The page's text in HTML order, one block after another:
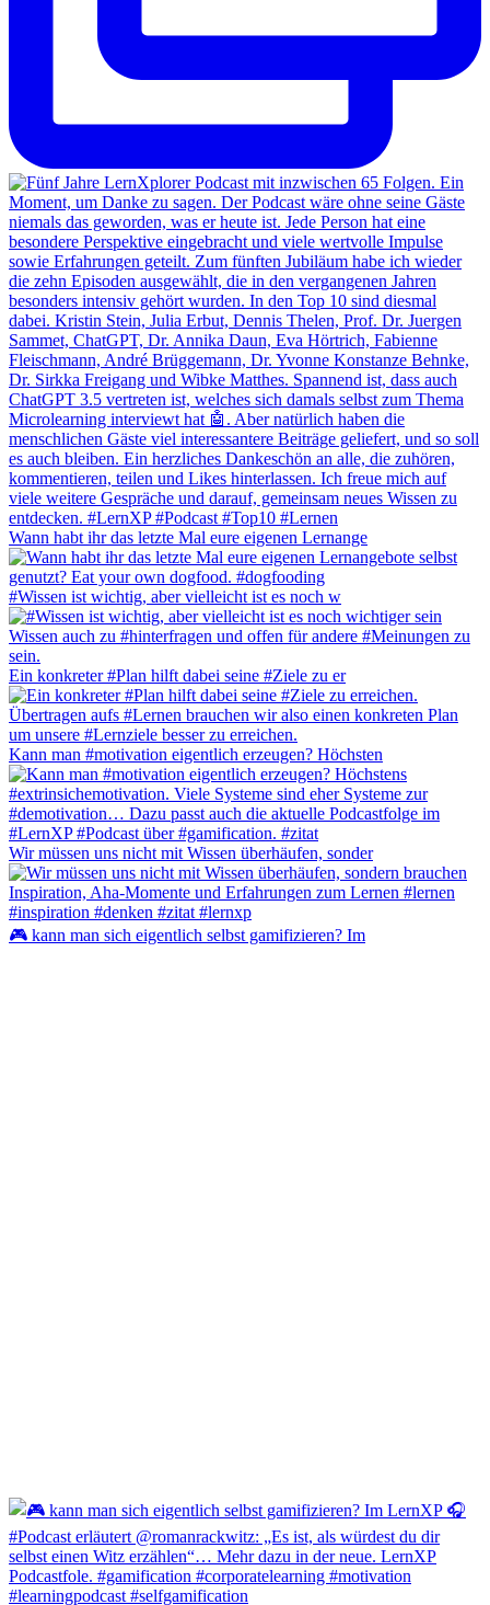
Wann habt ihr das letzte Mal eure eigenen Lernange
#Wissen ist wichtig, aber vielleicht ist es noch w
Ein konkreter #Plan hilft dabei seine #Ziele zu er
Kann man #motivation eigentlich erzeugen? Höchsten
Wir müssen uns nicht mit Wissen überhäufen, sonder
🎮 kann man sich eigentlich selbst gamifizieren? Im